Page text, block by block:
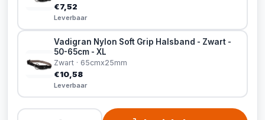
€7,52
Leverbaar
Vadigran Nylon Soft Grip Halsband - Zwart -
50-65cm - XL
Zwart · 65cmx25mm
€10,58
Leverbaar